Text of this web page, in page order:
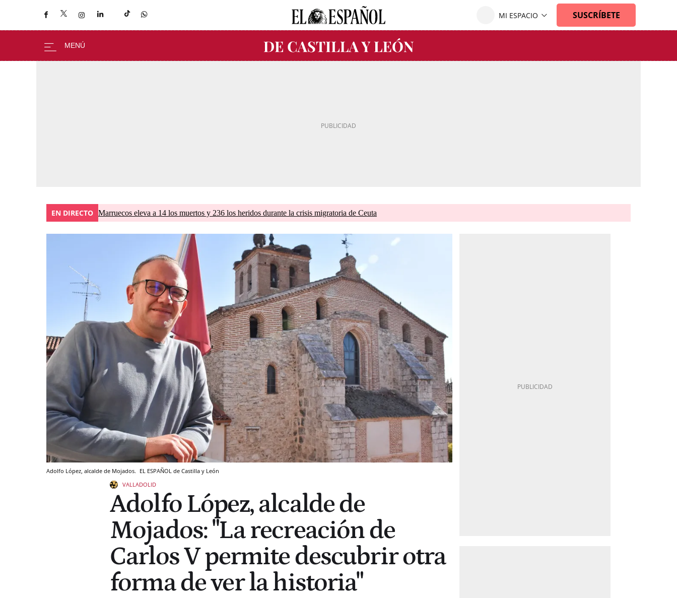
EN DIRECTO Marruecos eleva a 14 los muertos y 236 los heridos durante la crisis migratoria de Ceuta
Adolfo López, alcalde de Mojados. EL ESPAÑOL de Castilla y León
VALLADOLID
Adolfo López, alcalde de
Mojados: "La recreación de
Carlos V permite descubrir otra
forma de ver la historia"